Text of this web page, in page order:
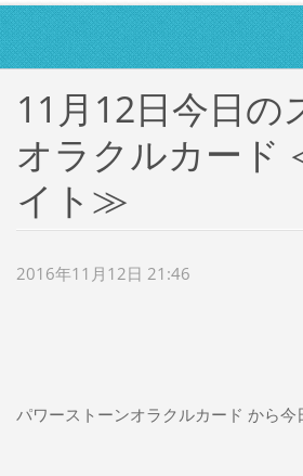
11月12日今日の
オラクルカード
イト≫
2016年11月12日 21:46
パワーストーンオラクルカード から今